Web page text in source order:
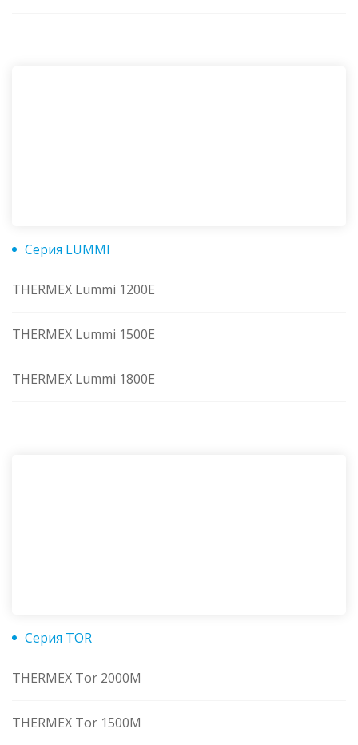
Серия LUMMI
THERMEX Lummi 1200E
THERMEX Lummi 1500E
THERMEX Lummi 1800E
Серия TOR
THERMEX Tor 2000M
THERMEX Tor 1500M